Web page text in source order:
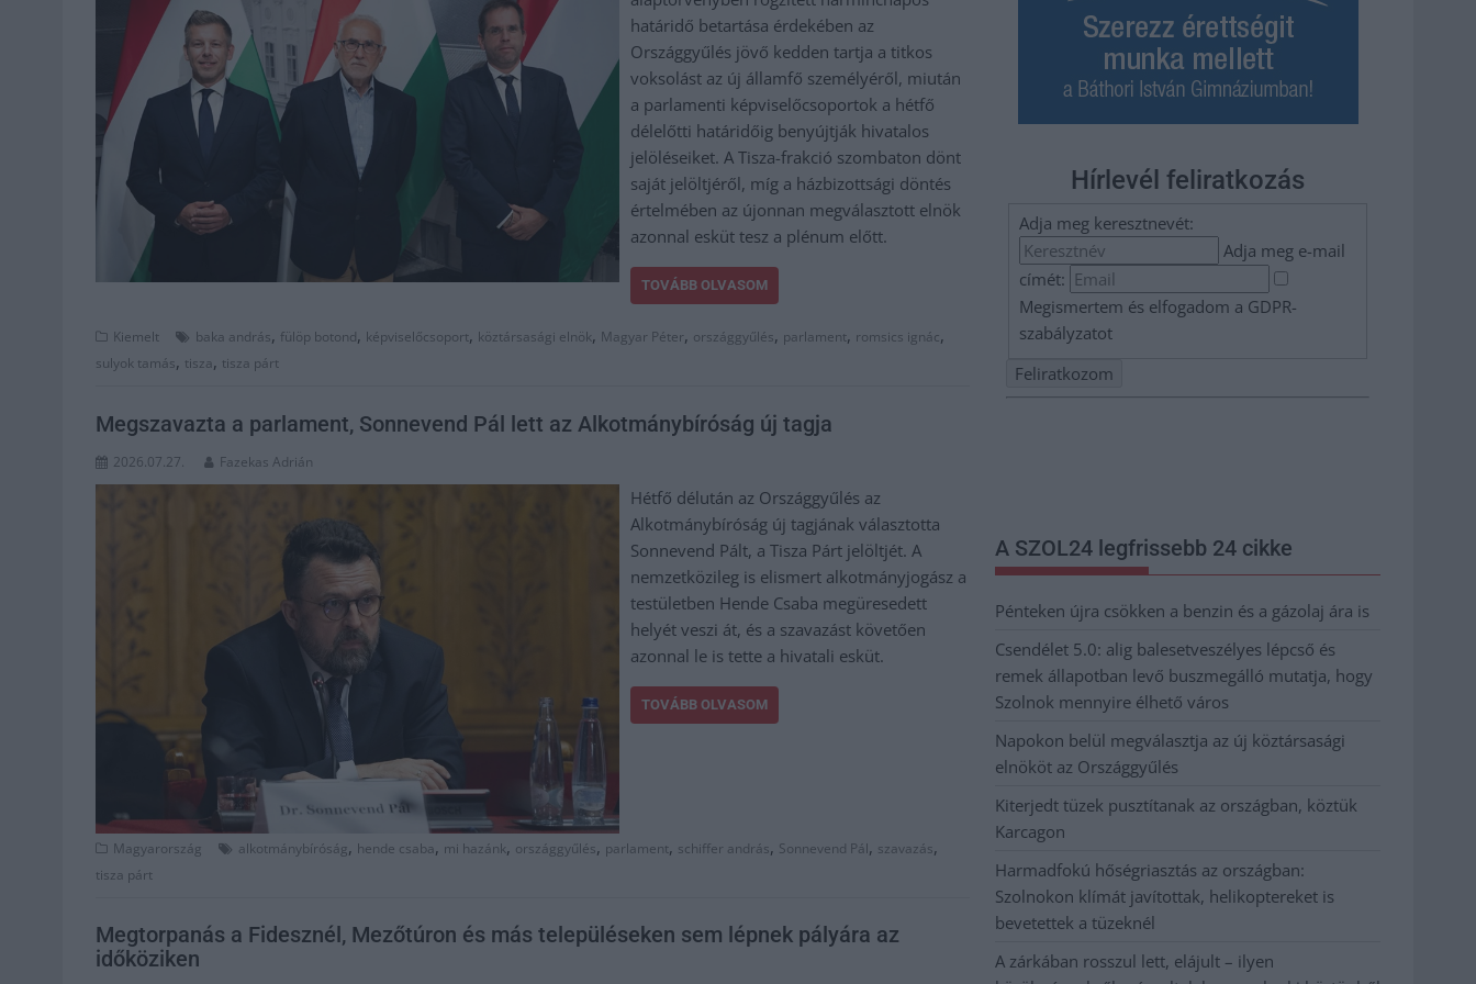
határidő betartása érdekében az
Országgyűlés jövő kedden tartja a titkos
voksolást az új államfő személyéről, miután
a parlamenti képviselőcsoportok a hétfő
délelőtti határidőig benyújtják hivatalos
jelöléseiket. A Tisza-frakció szombaton dönt
saját jelöltjéről, míg a házbizottsági döntés
értelmében az újonnan megválasztott elnök
azonnal esküt tesz a plénum előtt.
TOVÁBB OLVASOM
Kiemelt baka andrás, fülöp botond, képviselőcsoport, köztársasági elnök, Magyar Péter, országgyűlés, parlament, romsics ignác,
sulyok tamás, tisza, tisza párt
Megszavazta a parlament, Sonnevend Pál lett az Alkotmánybíróság új tagja
2026.07.27. Fazekas Adrián
Hétfő délután az Országgyűlés az
Alkotmánybíróság új tagjának választotta
Sonnevend Pált, a Tisza Párt jelöltjét. A
nemzetközileg is elismert alkotmányjogász a
testületben Hende Csaba megüresedett
helyét veszi át, és a szavazást követően
azonnal le is tette a hivatali esküt.
TOVÁBB OLVASOM
Magyarország alkotmánybíróság, hende csaba, mi hazánk, országgyűlés, parlament, schiffer andrás, Sonnevend Pál, szavazás,
tisza párt
Megtorpanás a Fidesznél, Mezőtúron és más településeken sem lépnek pályára az
időköziken
Hírlevél feliratkozás
Adja meg keresztnevét:
Adja meg e-mail
címét:
Megismertem és elfogadom a GDPR-
szabályzatot
A SZOL24 legfrissebb 24 cikke
Pénteken újra csökken a benzin és a gázolaj ára is
Csendélet 5.0: alig balesetveszélyes lépcső és
remek állapotban levő buszmegálló mutatja, hogy
Szolnok mennyire élhető város
Napokon belül megválasztja az új köztársasági
elnököt az Országgyűlés
Kiterjedt tüzek pusztítanak az országban, köztük
Karcagon
Harmadfokú hőségriasztás az országban:
Szolnokon klímát javítottak, helikoptereket is
bevetettek a tüzeknél
A zárkában rosszul lett, elájult – ilyen